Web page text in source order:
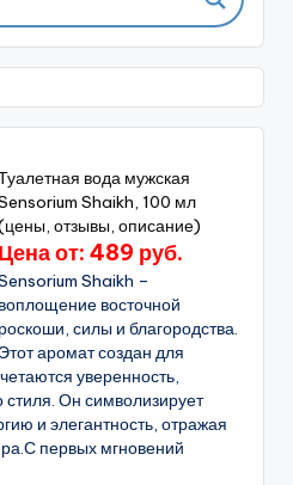
вода мужская
Shaikh, 100 мл
отзывы, описание)
Цена от: 489 руб.
Shaikh –
воплощение восточной
роскоши, силы и благородства.
Этот аромат создан для
уверенность,
стиля. Он символизирует
и элегантность, отражая
первых мгновений